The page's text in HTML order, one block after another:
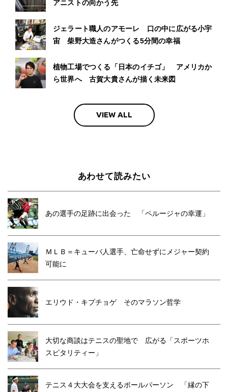
アニストの向かう先
ジェラート職人のアモーレ 口の中に広がる小宇
宙 柴野大造さんがつくる5分間の幸福
植物工場でつくる「日本のイチゴ」 アメリカか
ら世界へ 古賀大貴さんが描く未来図
VIEW ALL
あわせて読みたい
あの選手の足跡に出会った 「ペルージャの幸運」
ＭＬＢ＝キューバ人選手、亡命せずにメジャー契約
可能に
エリウド・キプチョゲ そのマラソン哲学
大切な商談はテニスの聖地で 広がる「スポーツホ
スピタリティー」
テニス４大大会を支えるボールパーソン 「縁の下